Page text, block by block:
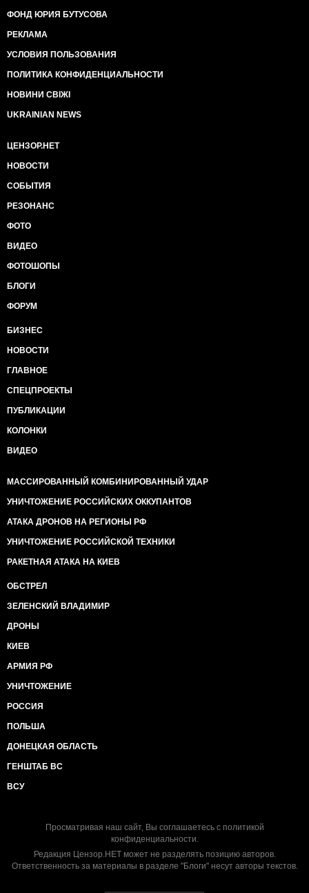
ФОНД ЮРИЯ БУТУСОВА
РЕКЛАМА
УСЛОВИЯ ПОЛЬЗОВАНИЯ
ПОЛИТИКА КОНФИДЕНЦИАЛЬНОСТИ
НОВИНИ СВІЖІ
UKRAINIAN NEWS
ЦЕНЗОР.НЕТ
НОВОСТИ
СОБЫТИЯ
РЕЗОНАНС
ФОТО
ВИДЕО
ФОТОШОПЫ
БЛОГИ
ФОРУМ
БИЗНЕС
НОВОСТИ
ГЛАВНОЕ
СПЕЦПРОЕКТЫ
ПУБЛИКАЦИИ
КОЛОНКИ
ВИДЕО
МАССИРОВАННЫЙ КОМБИНИРОВАННЫЙ УДАР
УНИЧТОЖЕНИЕ РОССИЙСКИХ ОККУПАНТОВ
АТАКА ДРОНОВ НА РЕГИОНЫ РФ
УНИЧТОЖЕНИЕ РОССИЙСКОЙ ТЕХНИКИ
РАКЕТНАЯ АТАКА НА КИЕВ
ОБСТРЕЛ
ЗЕЛЕНСКИЙ ВЛАДИМИР
ДРОНЫ
КИЕВ
АРМИЯ РФ
УНИЧТОЖЕНИЕ
РОССИЯ
ПОЛЬША
ДОНЕЦКАЯ ОБЛАСТЬ
ГЕНШТАБ ВС
ВСУ
Просматривая наш сайт, Вы соглашаетесь с политикой
конфиденциальности.
Редакция Цензор.НЕТ может не разделять позицию авторов.
Ответственность за материалы в разделе "Блоги" несут авторы текстов.